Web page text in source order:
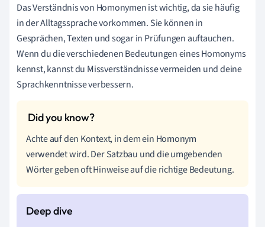
Das Verständnis von Homonymen ist wichtig, da sie häufig
in der Alltagssprache vorkommen. Sie können in
Gesprächen, Texten und sogar in Prüfungen auftauchen.
Wenn du die verschiedenen Bedeutungen eines Homonyms
kennst, kannst du Missverständnisse vermeiden und deine
Sprachkenntnisse verbessern.
Achte auf den Kontext, in dem ein Homonym
verwendet wird. Der Satzbau und die umgebenden
Wörter geben oft Hinweise auf die richtige Bedeutung.